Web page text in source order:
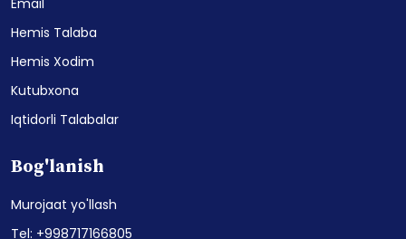
Hemis Talaba
Hemis Xodim
Kutubxona
Iqtidorli Talabalar
Bog'lanish
Murojaat yo'llash
Tel: +998717166805